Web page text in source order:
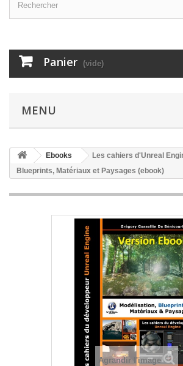
Panier (vide)
MENU
Ebooks
Les cahiers d'Unreal
Blueprints, Matériaux et Paysages (ebook)
Agrandir l'image